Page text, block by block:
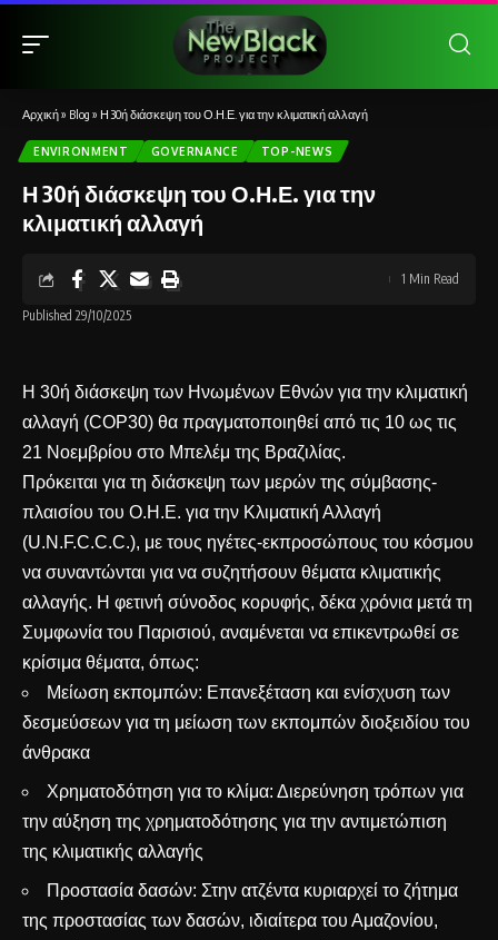
Αρχική» Blog » Η 30ή διάσκεψη του Ο.Η.Ε. για την κλιματική αλλαγή
ENVIRONMENT GOVERNANCE TOP-NEWS
Η 30ή διάσκεψη του Ο.Η.Ε. για την
κλιματική αλλαγή
Published 29/10/2025
1 Min Read
Η 30ή διάσκεψη των Ηνωμένων Εθνών για την κλιματική
αλλαγή (COP30) θα πραγματοποιηθεί από τις 10 ως τις
21 Νοεμβρίου στο Μπελέμ της Βραζιλίας.
Πρόκειται για τη διάσκεψη των μερών της σύμβασης-
πλαισίου του Ο.Η.Ε. για την Κλιματική Αλλαγή
(U.N.F.C.C.C.), με τους ηγέτες-εκπροσώπους του κόσμου
να συναντώνται για να συζητήσουν θέματα κλιματικής
αλλαγής. Η φετινή σύνοδος κορυφής, δέκα χρόνια μετά τη
Συμφωνία του Παρισιού, αναμένεται να επικεντρωθεί σε
κρίσιμα θέματα, όπως:
Μείωση εκπομπών: Επανεξέταση και ενίσχυση των
δεσμεύσεων για τη μείωση των εκπομπών διοξειδίου του
άνθρακα
Χρηματοδότηση για το κλίμα: Διερεύνηση τρόπων για
την αύξηση της χρηματοδότησης για την αντιμετώπιση
της κλιματικής αλλαγής
Προστασία δασών: Στην ατζέντα κυριαρχεί το ζήτημα
της προστασίας των δασών, ιδιαίτερα του Αμαζονίου,